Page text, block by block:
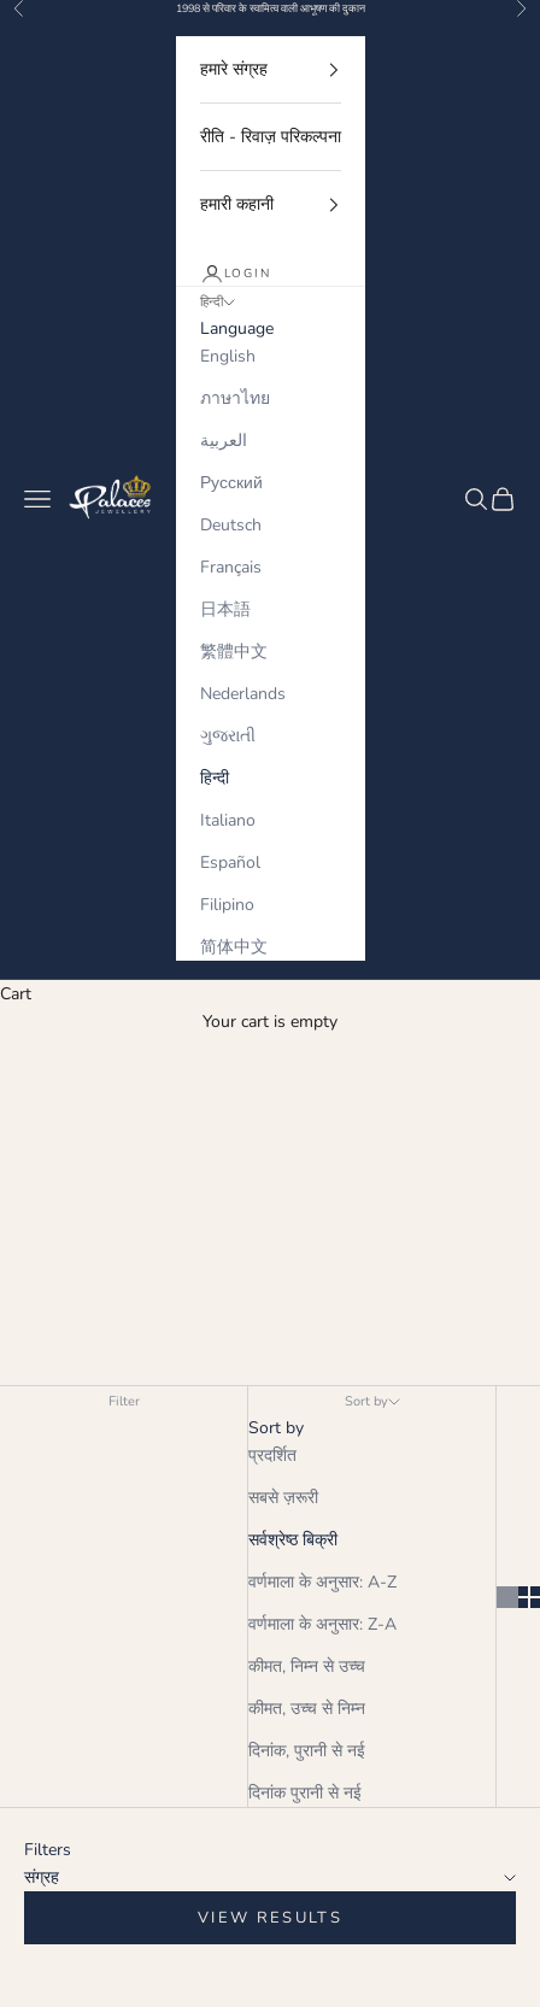
Skip to content
Previous 1998 से परिवार के स्वामित्व वाली आभूषण की दुकान
Palaces Jewellery
Navigation menu Search
Cart
हमारे संग्रह
रीति - रिवाज़ परिकल्पना
हमारी कहानी
LOGIN
हिन्दी
Language
English
ภาษาไทย
العربية
Русский
Deutsch
Français
日本語
繁體中文
Nederlands
ગુજરાતી
हिन्दी
Italiano
Español
Filipino
简体中文
Cart
Your cart is empty
उसका कंगन
Filter Sort by
Sort by
प्रदर्शित
सबसे ज़रूरी
सर्वश्रेष्ठ बिक्री
वर्णमाला के अनुसार: A-Z
वर्णमाला के अनुसार: Z-A
कीमत, निम्न से उच्च
कीमत, उच्च से निम्न
दिनांक, पुरानी से नई
दिनांक पुरानी से नई
Filters
संग्रह
VIEW RESULTS